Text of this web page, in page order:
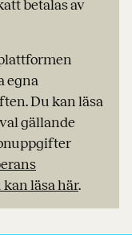
betalas av
egna
Du kan läsa
gällande
läsa här.